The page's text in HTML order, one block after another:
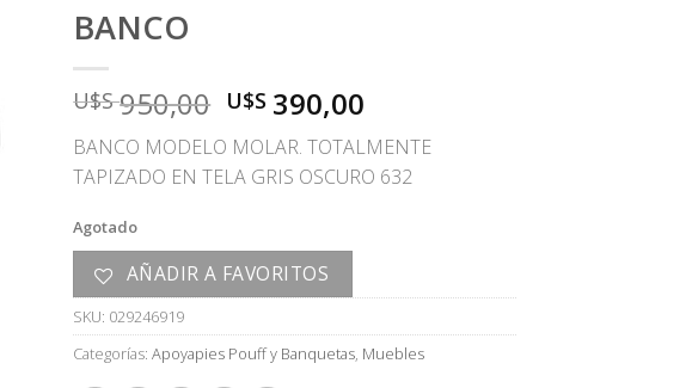
BANCO
U$S950,00 El
precio
original
era:
950,00.
U$S 390,00
precio
actual
es:
BANCO MODELO MOLAR. TOTALMENTE
TAPIZADO EN TELA GRIS OSCURO 632
Agotado
AÑADIR A FAVORITOS
SKU: 029246919
Categorías:Apoyapies Pouff y Banquetas, Muebles